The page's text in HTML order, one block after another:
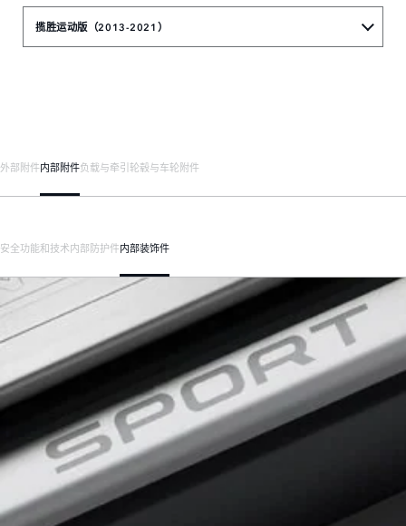
揽胜运动版（2013-2021）
外部附件内部附件负载与牵引轮毂与车轮附件
安全功能和技术内部防护件内部装饰件